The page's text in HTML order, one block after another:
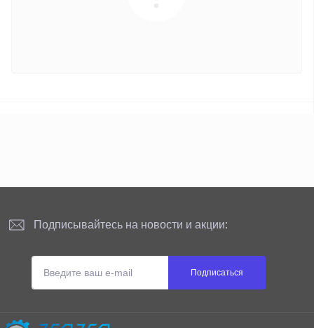
Подписывайтесь на новости и акции:
Подписаться